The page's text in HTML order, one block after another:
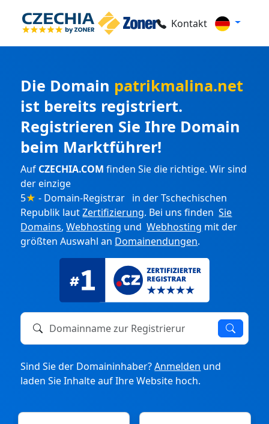
Kontakt
Die Domain patrikmalina.net
ist bereits registriert.
Registrieren Sie Ihre Domain
beim Marktführer!
Auf CZECHIA.COM finden Sie die richtige. Wir sind
der einzige
5★ - Domain-Registrar in der Tschechischen
Republik lautZertifizierung. Bei uns findenSie
Domains,Webhosting undWebhosting mit der
größten Auswahl an Domainendungen.
Domainname zur Registrierung oder zum Transfer
Sind Sie der Domaininhaber?Anmelden und
laden Sie Inhalte auf Ihre Website hoch.